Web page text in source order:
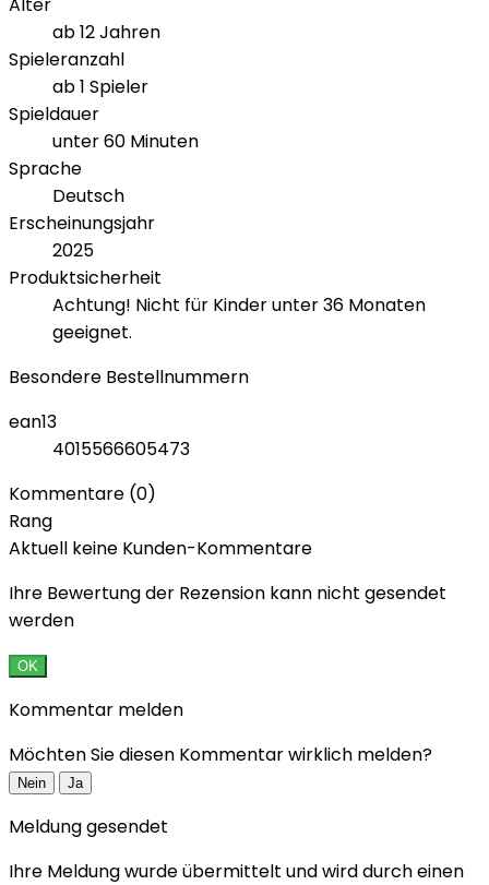
Alter
ab 12 Jahren
Spieleranzahl
ab 1 Spieler
Spieldauer
unter 60 Minuten
Sprache
Deutsch
Erscheinungsjahr
2025
Produktsicherheit
Achtung! Nicht für Kinder unter 36 Monaten
geeignet.
Besondere Bestellnummern
ean13
4015566605473
Kommentare (0)
Rang
Aktuell keine Kunden-Kommentare
Ihre Bewertung der Rezension kann nicht gesendet
werden
OK
Kommentar melden
Möchten Sie diesen Kommentar wirklich melden?
Nein Ja
Meldung gesendet
Ihre Meldung wurde übermittelt und wird durch einen